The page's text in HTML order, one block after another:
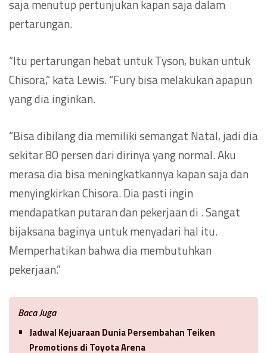
saja menutup pertunjukan kapan saja dalam
pertarungan.
“Itu pertarungan hebat untuk Tyson, bukan untuk
Chisora,” kata Lewis. “Fury bisa melakukan apapun
yang dia inginkan.
“Bisa dibilang dia memiliki semangat Natal, jadi dia
sekitar 80 persen dari dirinya yang normal. Aku
merasa dia bisa meningkatkannya kapan saja dan
menyingkirkan Chisora. Dia pasti ingin
mendapatkan putaran dan pekerjaan di . Sangat
bijaksana baginya untuk menyadari hal itu.
Memperhatikan bahwa dia membutuhkan
pekerjaan.”
Baca Juga
Jadwal Kejuaraan Dunia Persembahan Teiken
Promotions di Toyota Arena